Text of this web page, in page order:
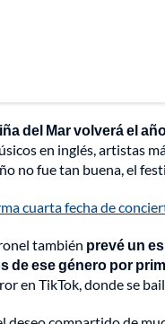
del Mar volverá el
en inglés, artistas
no fue tan buena, el
cuarta fecha de
también prevé un
de ese género por
en TikTok, donde se